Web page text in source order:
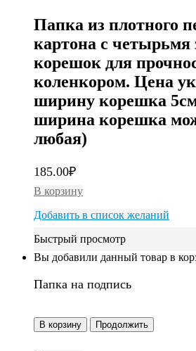
Папка из плотного
картона с четырьмя
корешок для
коленкором. Цена
ширину корешка
ширина корешка
любая)
185.00₽
В корзину
Добавить в список желаний
Быстрый просмотр
Вы добавили данный товар в
Папка на подпись
В корзину Продолжить